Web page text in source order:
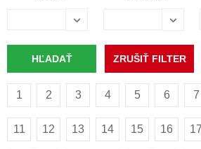
1 2 3 4 5 6 7
11 12 13 14 15 16 17